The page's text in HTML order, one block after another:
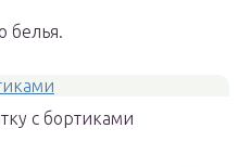
белья.
с бортиками